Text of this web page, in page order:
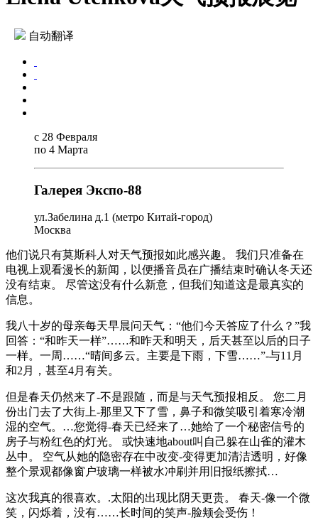
自动翻译
с 28 Февраля
по 4 Марта
Галерея Экспо-88
ул.Забелина д.1 (метро Китай-город)
Москва
他们说只有莫斯科人对天气预报如此感兴趣。 我们只准备在
电视上观看漫长的新闻，以便播音员在广播结束时确认冬天还
没有结束。 尽管这没有什么新意，但我们知道这是最真实的
信息。
我八十岁的母亲每天早晨问天气：“他们今天答应了什么？”我
回答：“和昨天一样”……和昨天和明天，后天甚至以后的日子
一样。一周……“晴间多云。主要是下雨，下雪……”-与11月
和2月，甚至4月有关。
但是春天仍然来了-不是跟随，而是与天气预报相反。 您二月
份出门去了大街上-那里又下了雪，鼻子和微笑吸引着寒冷潮
湿的空气。…您觉得-春天已经来了…她给了一个秘密信号的
房子与粉红色的灯光。 或快速地about叫自己躲在山雀的灌木
丛中。 空气从她的隐密存在中改变-变得更加清洁透明，好像
整个景观都像窗户玻璃一样被水冲刷并用旧报纸擦拭…
这次我真的很喜欢。.太阳的出现比阴天更贵。 春天-像一个微
笑，闪烁着，没有……长时间的笑声-脸颊会受伤！